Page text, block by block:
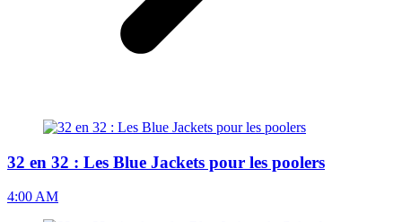
32 en 32 : Les Blue Jackets pour les poolers
4:00 AM